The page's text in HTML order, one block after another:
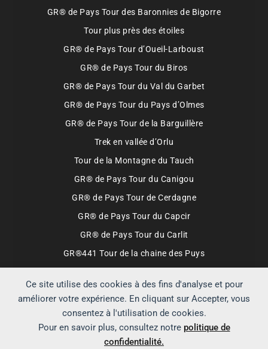
Ce site utilise des cookies à des fins d'analyse et pour
améliorer votre expérience. En cliquant sur Accepter, vous
consentez à l'utilisation de cookies.
Pour en savoir plus, consultez notre politique de
confidentialité.
GR® de Pays Tour des Baronnies de Bigorre
Tour plus près des étoiles
GR® de Pays Tour d’Oueil-Larboust
GR® de Pays Tour du Biros
GR® de Pays Tour du Val du Garbet
GR® de Pays Tour du Pays d’Olmes
GR® de Pays Tour de la Barguillère
Trek en vallée d’Orlu
Tour de la Montagne du Tauch
GR® de Pays Tour du Canigou
GR® de Pays Tour de Cerdagne
GR® de Pays Tour du Capcir
GR® de Pays Tour du Carlit
GR®441 Tour de la chaine des Puys
Partenaires qui soutiennent Échappées
Montagnardes
Boutique FFRandonnée
Lyophilisé & Co
Decathlon.fr
Cimalp